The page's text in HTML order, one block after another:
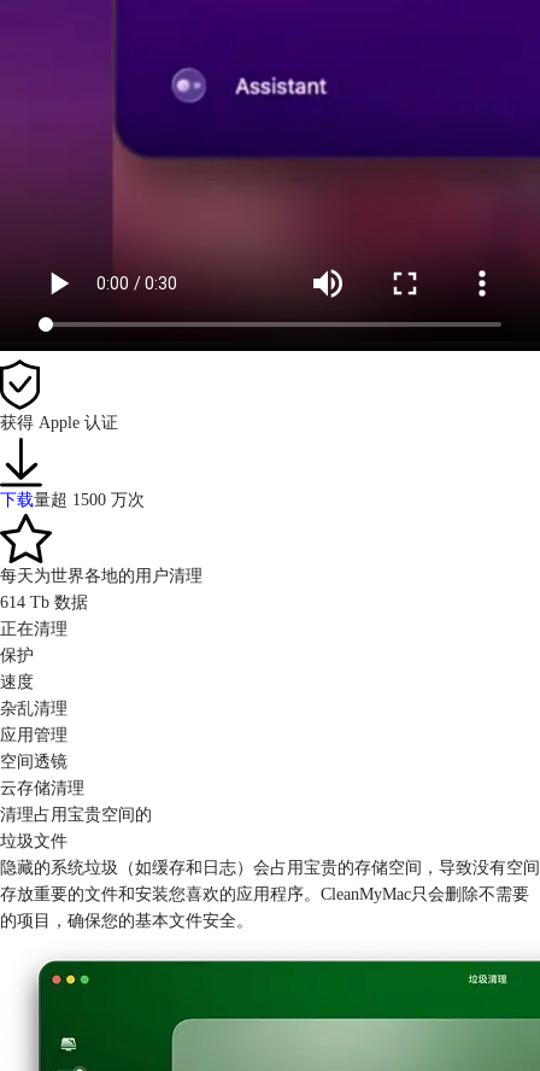
获得 Apple 认证
下载量超 1500 万次
每天为世界各地的用户清理
614 Tb 数据
正在清理
保护
速度
杂乱清理
应用管理
空间透镜
云存储清理
清理占用宝贵空间的
垃圾文件
隐藏的系统垃圾（如缓存和日志）会占用宝贵的存储空间，导致没有空间
存放重要的文件和安装您喜欢的应用程序。CleanMyMac只会删除不需要
的项目，确保您的基本文件安全。